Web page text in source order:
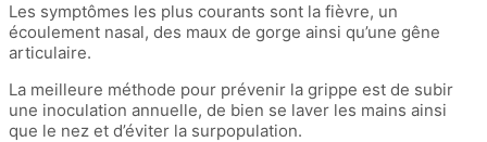
Les symptômes les plus courants sont la fièvre, un
écoulement nasal, des maux de gorge ainsi qu’une gêne
articulaire.
La meilleure méthode pour prévenir la grippe est de subir
une inoculation annuelle, de bien se laver les mains ainsi
que le nez et d’éviter la surpopulation.